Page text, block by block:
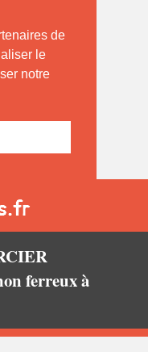
de
le
notre
ferreux à